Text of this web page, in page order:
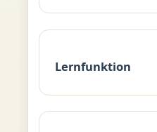
Lernfunktion